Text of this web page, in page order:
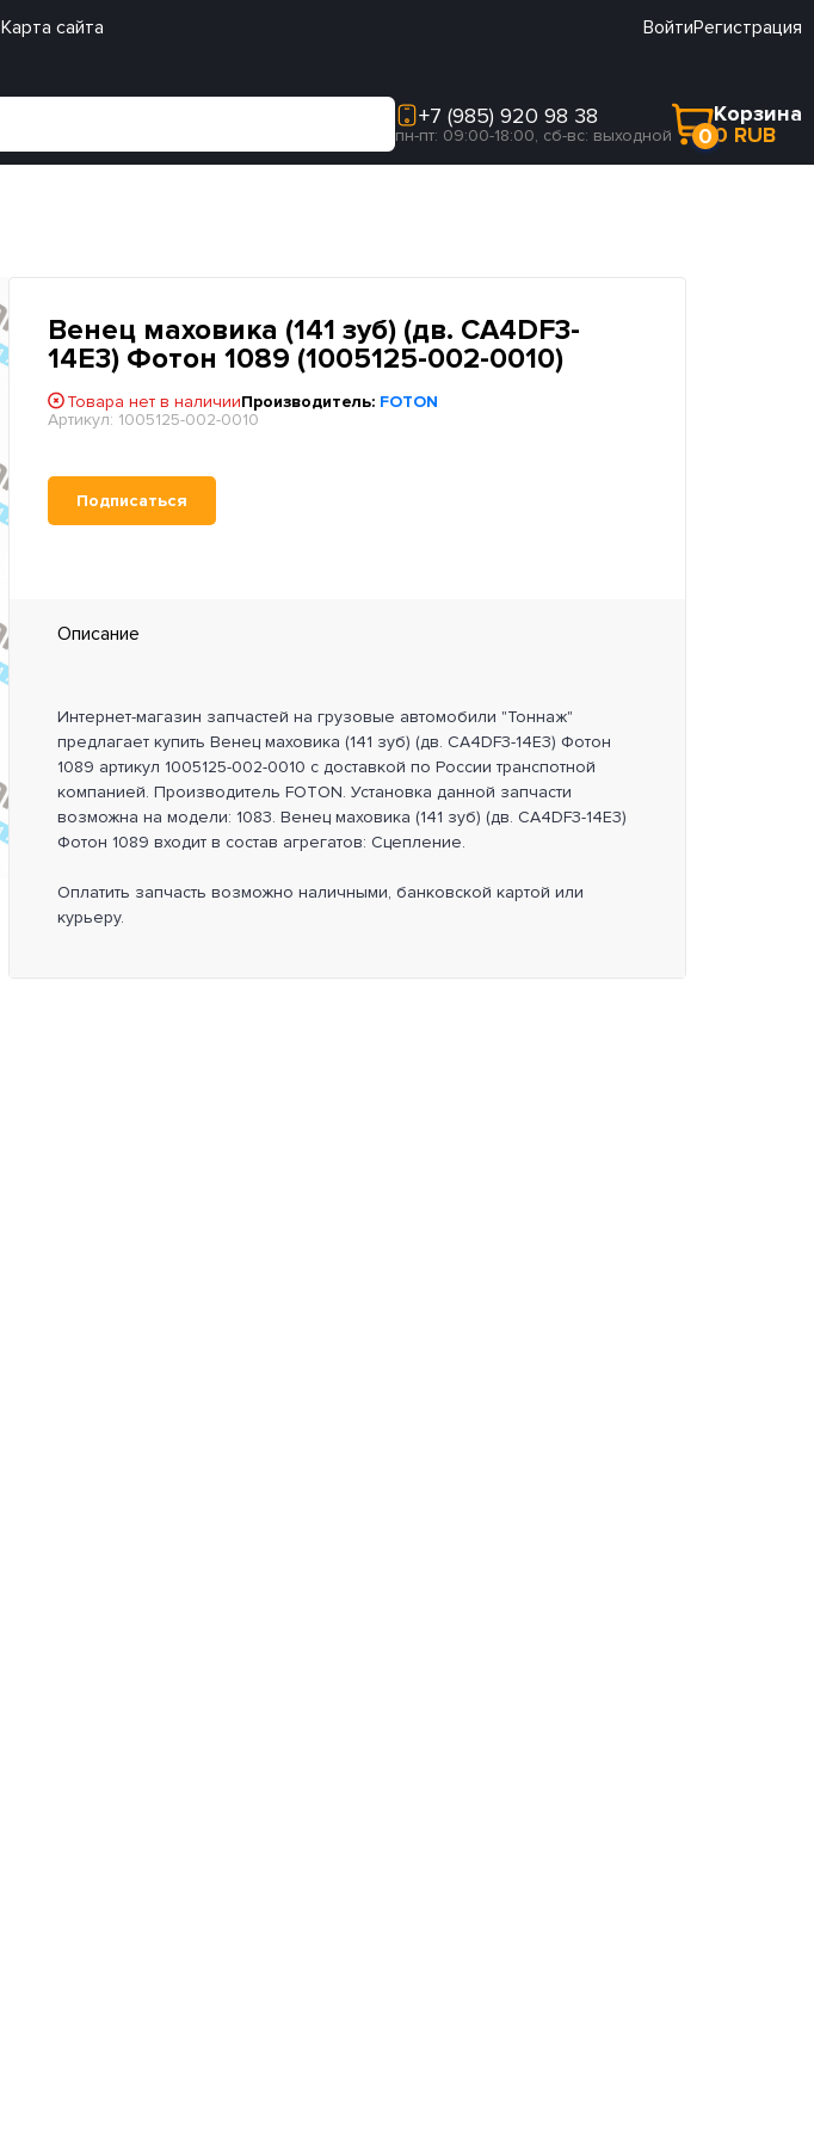
Карта сайта ВойтиРегистрация
+7 (985) 920 98 38
пн-пт: 09:00-18:00, сб-вс: выходной 0
Корзина
0 RUB
Венец маховика (141 зуб) (дв. CA4DF3-
14E3) Фотон 1089 (1005125-002-0010)
Товара нет в наличииПроизводитель: FOTON
Артикул: 1005125-002-0010
Подписаться
Описание
Интернет-магазин запчастей на грузовые автомобили "Тоннаж"
предлагает купить Венец маховика (141 зуб) (дв. CA4DF3-14E3) Фотон
1089 артикул 1005125-002-0010 с доставкой по России транспотной
компанией. Производитель FOTON. Установка данной запчасти
возможна на модели: 1083. Венец маховика (141 зуб) (дв. CA4DF3-14E3)
Фотон 1089 входит в состав агрегатов: Сцепление.
Оплатить запчасть возможно наличными, банковской картой или
курьеру.